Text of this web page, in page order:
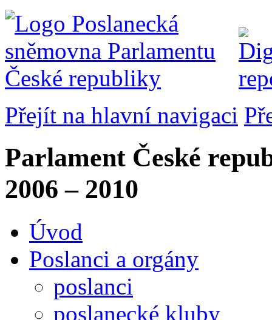
Přejít na hlavní navigaci
Parlament České
2006 – 2010
Úvod
Poslanci a orgány
poslanci
poslanecké kluby